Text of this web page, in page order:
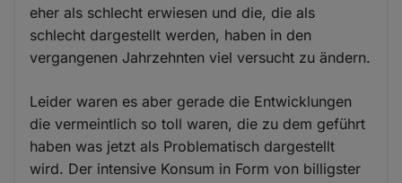
eher als schlecht erwiesen und die, die als
schlecht dargestellt werden, haben in den
vergangenen Jahrzehnten viel versucht zu ändern.
Leider waren es aber gerade die Entwicklungen
die vermeintlich so toll waren, die zu dem geführt
haben was jetzt als Problematisch dargestellt
wird. Der intensive Konsum in Form von billigster